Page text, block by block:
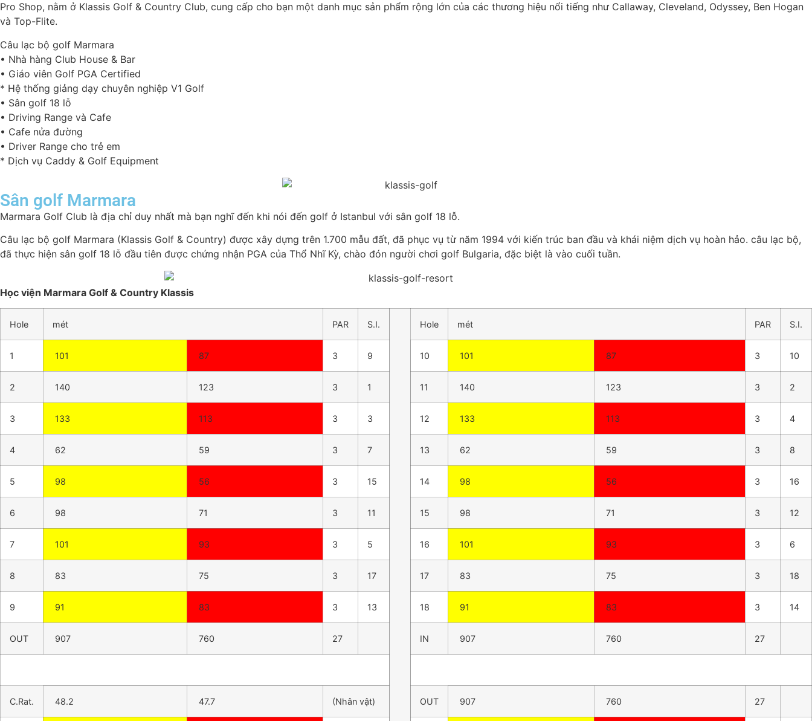
Pro Shop, nằm ở Klassis Golf & Country Club, cung cấp cho bạn một danh mục sản phẩm rộng lớn của các thương hiệu nổi tiếng như Callaway, Cleveland, Odyssey, Ben Hogan
và Top-Flite.
Câu lạc bộ golf Marmara
• Nhà hàng Club House & Bar
• Giáo viên Golf PGA Certified
* Hệ thống giảng dạy chuyên nghiệp V1 Golf
• Sân golf 18 lỗ
• Driving Range và Cafe
• Cafe nửa đường
• Driver Range cho trẻ em
* Dịch vụ Caddy & Golf Equipment
Sân golf Marmara
Marmara Golf Club là địa chỉ duy nhất mà bạn nghĩ đến khi nói đến golf ở Istanbul với sân golf 18 lỗ.
Câu lạc bộ golf Marmara (Klassis Golf & Country) được xây dựng trên 1.700 mẫu đất, đã phục vụ từ năm 1994 với kiến trúc ban đầu và khái niệm dịch vụ hoàn hảo. câu lạc bộ,
đã thực hiện sân golf 18 lỗ đầu tiên được chứng nhận PGA của Thổ Nhĩ Kỳ, chào đón người chơi golf Bulgaria, đặc biệt là vào cuối tuần.
Học viện Marmara Golf & Country Klassis
Hole mét PAR S.I. Hole mét PAR S.I.
1 101 87 3 9 10 101 87 3 10
2 140 123 3 1 11 140 123 3 2
3 133 113 3 3 12 133 113 3 4
4 62 59 3 7 13 62 59 3 8
5 98 56 3 15 14 98 56 3 16
6 98 71 3 11 15 98 71 3 12
7 101 93 3 5 16 101 93 3 6
8 83 75 3 17 17 83 75 3 18
9 91 83 3 13 18 91 83 3 14
OUT 907 760 27 IN 907 760 27
C.Rat. 48.2 47.7 (Nhân vật) OUT 907 760 27